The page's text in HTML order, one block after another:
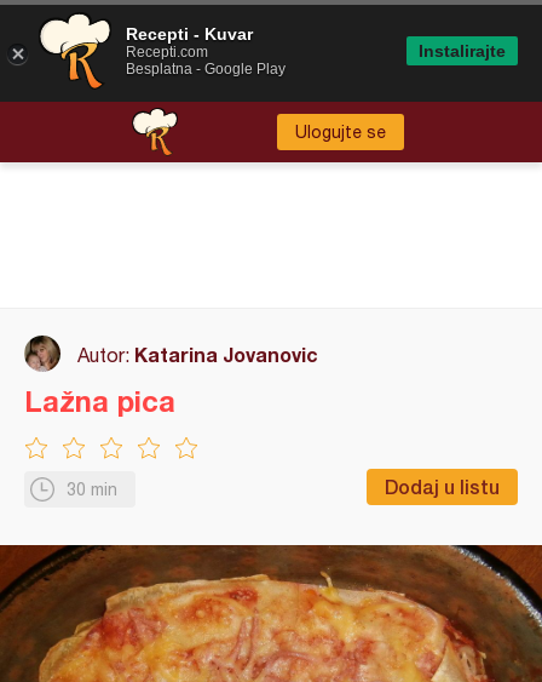
Ulogujte se
Autor: Katarina Jovanovic
30 min Dodaj u listu
Lažna pica
Recepti - Kuvar
Recepti.com
Besplatna - Google Play
Instalirajte